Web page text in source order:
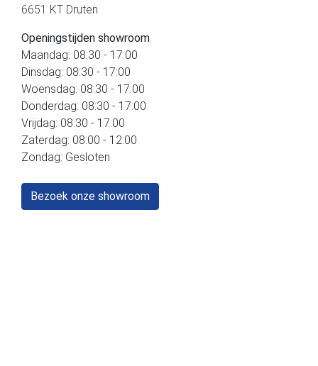
6651 KT Druten
Openingstijden showroom
Maandag: 08:30 - 17:00
Dinsdag: 08:30 - 17:00
Woensdag: 08:30 - 17:00
Donderdag: 08:30 - 17:00
Vrijdag: 08:30 - 17:00
Zaterdag: 08:00 - 12:00
Zondag: Gesloten
Bezoek onze showroom